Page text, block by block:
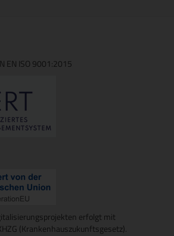
EN ISO 9001:2015
erfolgt mit
(Krankenhauszukunftsgesetz).